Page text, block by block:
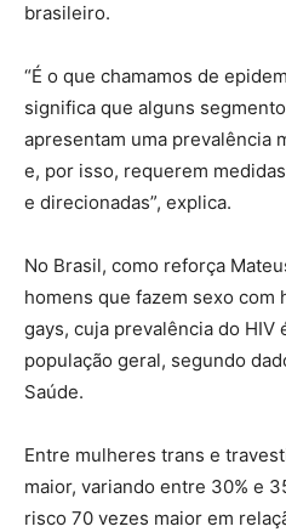
brasileiro.
“É o que chamamos de
significa que alguns
apresentam uma prevalência
e, por isso, requerem
e direcionadas”, explica.
No Brasil, como reforça
homens que fazem sexo com
gays, cuja prevalência do
população geral, segundo
Saúde.
Entre mulheres trans e
maior, variando entre 30% e
risco 70 vezes maior em